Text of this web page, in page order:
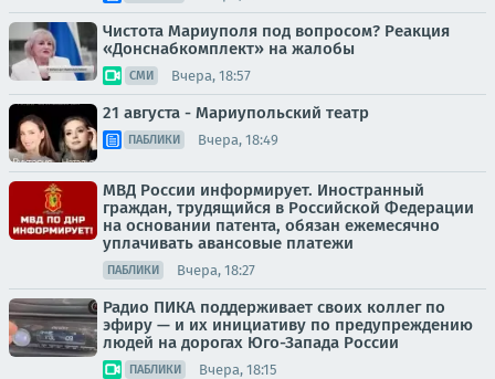
Чистота Мариуполя под вопросом? Реакция
«Донснабкомплект» на жалобы
СМИ Вчера, 18:57
21 августа - Мариупольский театр
ПАБЛИКИ Вчера, 18:49
МВД России информирует. Иностранный
граждан, трудящийся в Российской Федерации
на основании патента, обязан ежемесячно
уплачивать авансовые платежи
ПАБЛИКИ Вчера, 18:27
Радио ПИКА поддерживает своих коллег по
эфиру — и их инициативу по предупреждению
людей на дорогах Юго-Запада России
ПАБЛИКИ Вчера, 18:15